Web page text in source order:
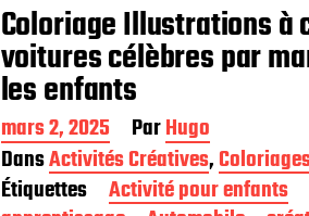
Coloriage Illustrations à
voitures célèbres par
les enfants
D
a
t
e
mars 2, 2025 ParHugo
DansActivités Créatives,
Étiquettes
Activité pour enfants